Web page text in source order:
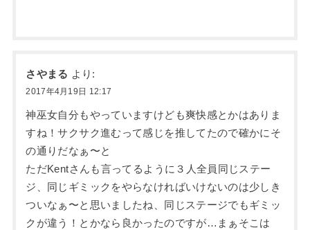
さやまる より:
2017年4月19日 12:17
神巫女自分もやっていますけども爽快感とかはありま
すね！サクサク進むって感じを推してたので確かにそ
の通りだなぁ〜と
ただKentさんも言ってるように３人全員同じステー
ジ、同じギミックをやらなければいけないのは少しき
ついなぁ〜と思いましたね、同じステージでもギミッ
クが違う！とかなら良かったのですが…まぁそこは